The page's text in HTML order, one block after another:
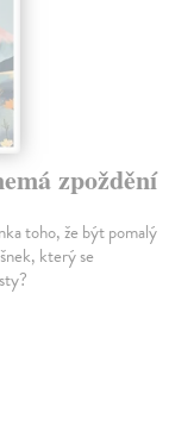
zpoždění
toho, že být pomalý
který se